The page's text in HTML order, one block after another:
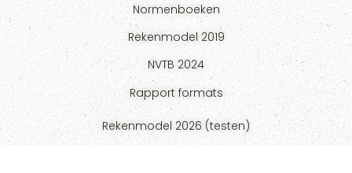
Normenboeken
Rekenmodel 2019
NVTB 2024
Rapport formats
Rekenmodel 2026 (testen)